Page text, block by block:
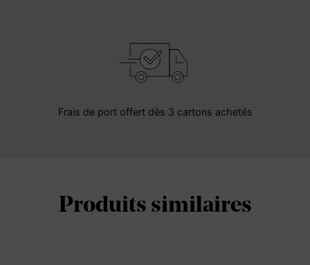
Frais de port offert dès 3 cartons achetés
Produits similaires